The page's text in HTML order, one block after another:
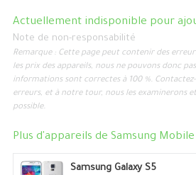
Actuellement indisponible pour
Note de non-responsabilité
Remarque : Cette page peut contenir des
les prix des appareils, nous ne pouvons donc
informations sont correctes à 100 %.
erreurs, et à notre tour, nous les examinerons
possible.
Plus d'appareils de Samsung Mobile
Samsung Galaxy S5